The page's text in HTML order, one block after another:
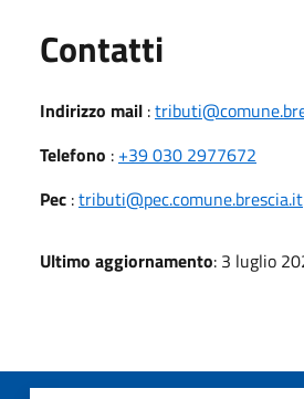
Contatti
Indirizzo mail :
Telefono : +39 030 2977672
Pec :tributi@pec.comune.brescia.it
Ultimo aggiornamento: 3 luglio